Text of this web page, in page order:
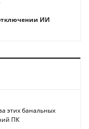
ИИ
этих банальных
ПК